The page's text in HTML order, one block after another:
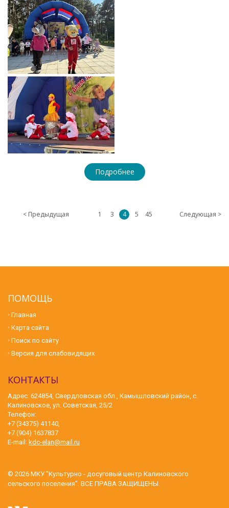
Подробнее
< Предыдущая 1 3 4 5 45 Следующая >
ПОМОЩЬ
Главная
Карта сайта
Поиск по сайту
Версия для слабовидящих
КОНТАКТЫ
Адрес: 624854, Свердловская обл., Камышловский район, с.
Калиновское, ул. Советская, 25/2
Телефон:
+7 (34375) 41140,
+7 (904) 1637837
E-mail: kdc-elan@mail.ru
© 2026 МКУ "Культурно - досуговый центр Калиновского
сельского поселения" . ВСЕ ПРАВА ЗАЩИЩЕНЫ.